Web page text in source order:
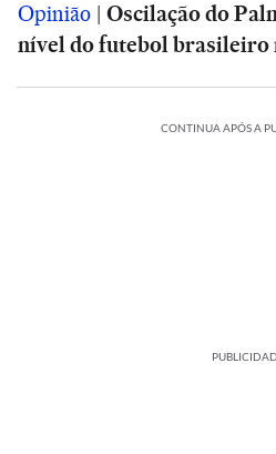
Opinião | Oscilação do
nível do futebol brasileiro
CONTINUA APÓS A